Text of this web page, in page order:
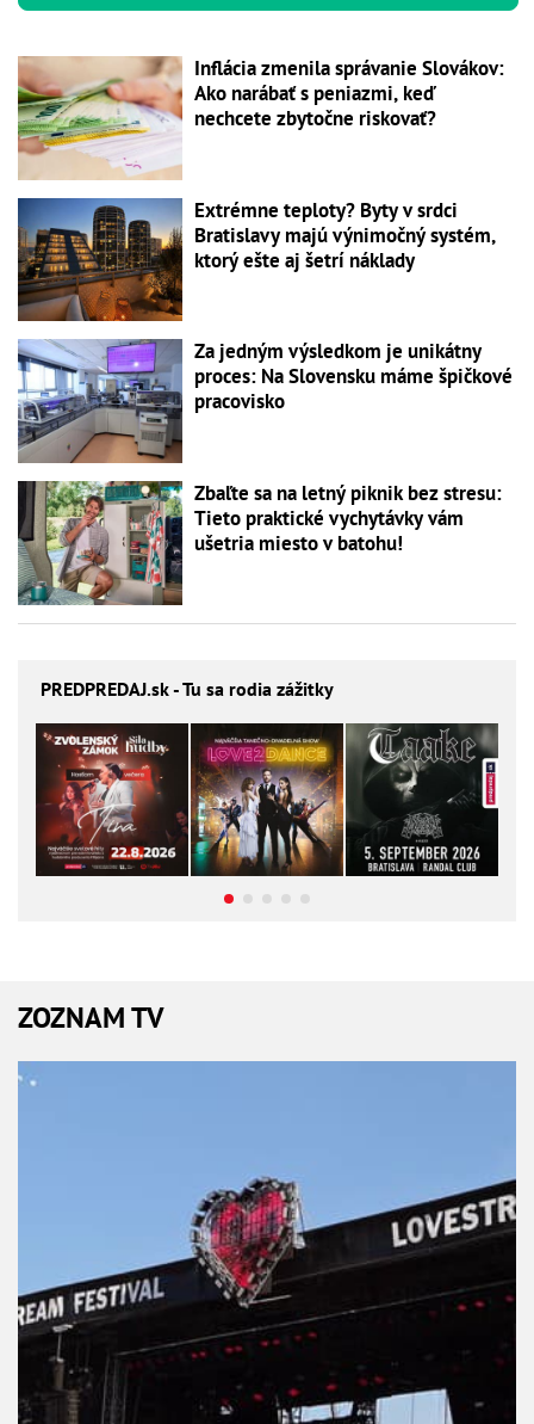
Inflácia zmenila správanie Slovákov:
Ako narábať s peniazmi, keď
nechcete zbytočne riskovať?
Extrémne teploty? Byty v srdci
Bratislavy majú výnimočný systém,
ktorý ešte aj šetrí náklady
Za jedným výsledkom je unikátny
proces: Na Slovensku máme špičkové
pracovisko
Zbaľte sa na letný piknik bez stresu:
Tieto praktické vychytávky vám
ušetria miesto v batohu!
PREDPREDAJ.sk - Tu sa rodia zážitky
ZOZNAM TV